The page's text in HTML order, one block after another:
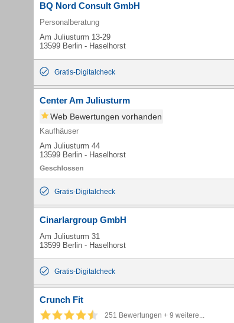
BQ Nord Consult GmbH
Personalberatung
Am Juliusturm 13-29
13599 Berlin - Haselhorst
Gratis-Digitalcheck
Center Am Juliusturm
Web Bewertungen vorhanden
Kaufhäuser
Am Juliusturm 44
13599 Berlin - Haselhorst
Gratis-Digitalcheck
Cinarlargroup GmbH
Am Juliusturm 31
13599 Berlin - Haselhorst
Gratis-Digitalcheck
Crunch Fit
251 Bewertungen + 9 weitere...